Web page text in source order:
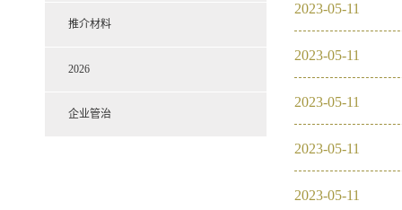
推介材料
2026
企业管治
2023-05-11
2023-05-11
2023-05-11
2023-05-11
2023-05-11